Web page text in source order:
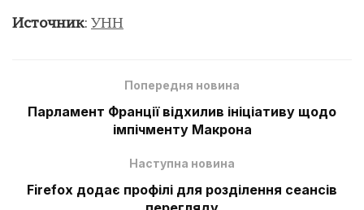
Источник: УНН
Попередня новина
Парламент Франції відхилив ініціативу щодо
імпічменту Макрона
Наступна новина
Firefox додає профілі для розділення сеансів